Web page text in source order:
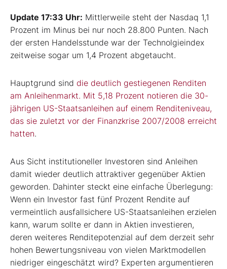
Update 17:33 Uhr: Mittlerweile steht der Nasdaq 1,1
Prozent im Minus bei nur noch 28.800 Punten. Nach
der ersten Handelsstunde war der Technolgieindex
zeitweise sogar um 1,4 Prozent abgetaucht.
Hauptgrund sind die deutlich gestiegenen Renditen
am Anleihenmarkt. Mit 5,18 Prozent notieren die 30-
jährigen US-Staatsanleihen auf einem Renditeniveau,
das sie zuletzt vor der Finanzkrise 2007/2008 erreicht
hatten.
Aus Sicht institutioneller Investoren sind Anleihen
damit wieder deutlich attraktiver gegenüber Aktien
geworden. Dahinter steckt eine einfache Überlegung:
Wenn ein Investor fast fünf Prozent Rendite auf
vermeintlich ausfallsichere US-Staatsanleihen erzielen
kann, warum sollte er dann in Aktien investieren,
deren weiteres Renditepotenzial auf dem derzeit sehr
hohen Bewertungsniveau von vielen Marktmodellen
niedriger eingeschätzt wird? Experten argumentieren